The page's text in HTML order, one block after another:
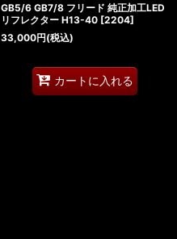
GB5/6 GB7/8 フリード 純正加工LED
リフレクター H13-40 [2204]
33,000円(税込)
カートに入れる